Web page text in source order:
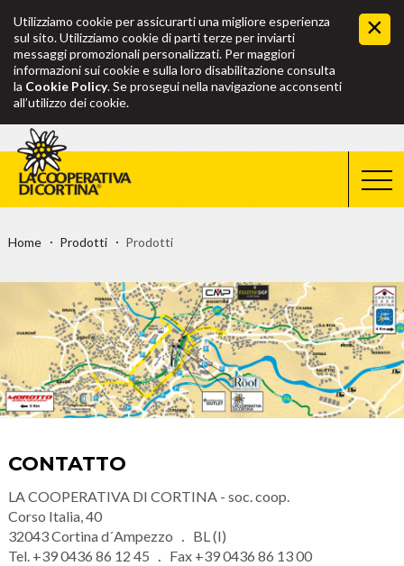
Utilizziamo cookie per assicurarti una migliore esperienza
sul sito. Utilizziamo cookie di parti terze per inviarti
messaggi promozionali personalizzati. Per maggiori
informazioni sui cookie e sulla loro disabilitazione consulta
la Cookie Policy. Se prosegui nella navigazione acconsenti
all’utilizzo dei cookie.
Home Prodotti Prodotti
CONTATTO
LA COOPERATIVA DI CORTINA - soc. coop.
Corso Italia, 40
32043Cortina d´Ampezzo
BL (I)
Tel. +39 0436 86 12 45 Fax +39 0436 86 13 00